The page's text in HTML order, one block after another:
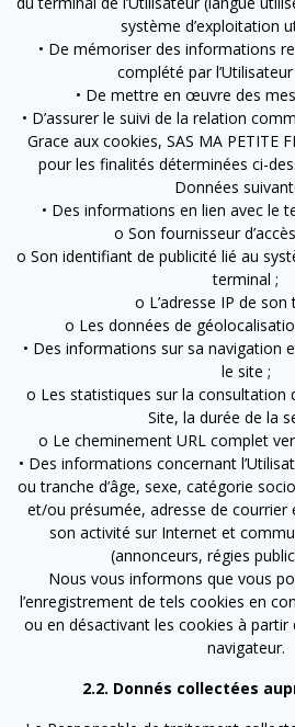
système d’exploitation
• De mémoriser des informations
complété par
• De mettre en œuvre des
• D’assurer le suivi de la relation
Grace aux cookies, SAS MA PETITE
pour les finalités déterminées ci-
Données
• Des informations en lien avec le
o Son fournisseur
o Son identifiant de publicité lié au
terminal ;
o L’adresse IP de son
o Les données de
• Des informations sur sa navigation
le site ;
o Les statistiques sur la consultation
Site, la durée de la
o Le cheminement URL complet
• Des informations concernant
ou tranche d’âge, sexe, catégorie
et/ou présumée, adresse de courrier
son activité sur Internet et
(annonceurs, régies
Nous vous informons que vous
l’enregistrement de tels cookies en
ou en désactivant les cookies à
navigateur.
2.2. Donnés collectées